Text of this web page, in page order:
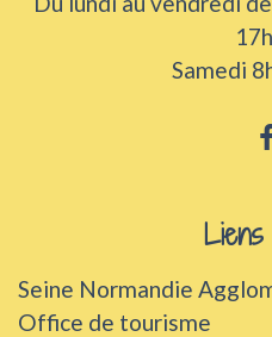
Samedi
Seine Normandie
Office de tourisme